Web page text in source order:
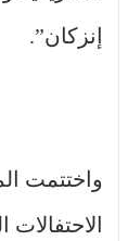
إنزكان”.
واختتمت